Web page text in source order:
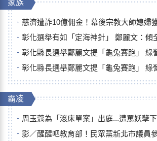
家族
慈濟遭詐10億佣金！幕後宗教大師媳婦獲100萬交保...
彰化選舉有如「定海神針」 鄭麗文：傾全黨
彰化縣長選舉鄭麗文提「龜兔賽跑」 綠營、無黨
彰化縣長選舉鄭麗文提「龜兔賽跑」 綠營、無黨
霸凌
周玉蔻為「滾床單案」出庭...遭罵妖孽下地獄 張淑娟
影／醒醒吧教育部！民眾黨新北市議員參選人提出校園